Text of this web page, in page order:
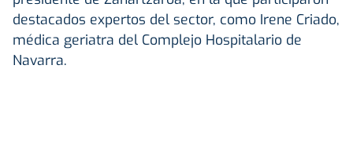
destacados expertos del sector, como Irene Criado,
médica geriatra del Complejo Hospitalario de
Navarra.